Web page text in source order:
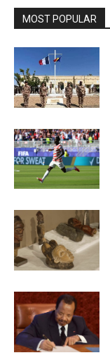
MOST POPULAR